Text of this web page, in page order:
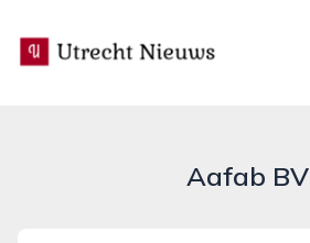
utrecht-nieuws.nl
Aafab BV